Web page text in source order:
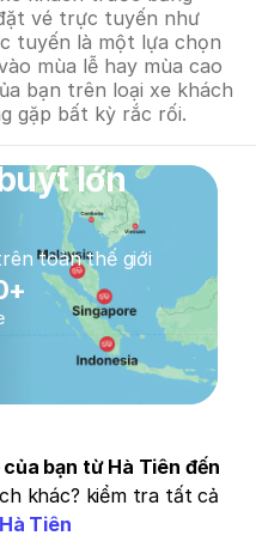
vé trực tuyến như
tuyến là một lựa chọn
mùa lễ hay mùa cao
bạn trên loại xe khách
gặp bất kỳ rắc rối.
lớn
toàn thế giới
bạn từ Hà Tiên đến
khác? kiểm tra tất cả
Tiên